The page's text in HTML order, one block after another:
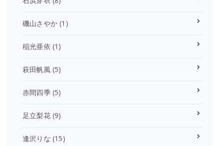
磯山さやか (1)
稲光亜依 (1)
萩田帆風(5)
赤間四季(5)
足立梨花(9)
逢沢りな (15)